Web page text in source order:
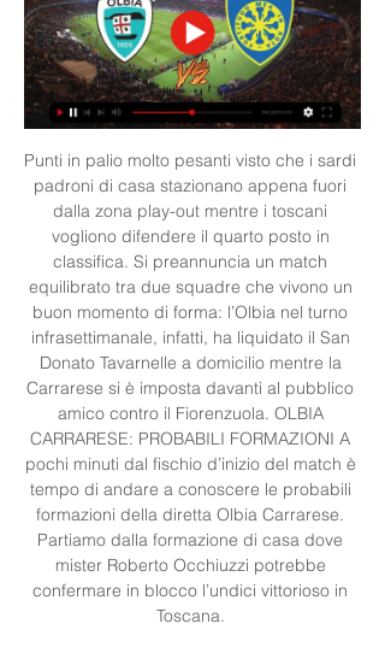
Punti in palio molto pesanti visto che i sardi
padroni di casa stazionano appena fuori
dalla zona play-out mentre i toscani
vogliono difendere il quarto posto in
classifica. Si preannuncia un match
equilibrato tra due squadre che vivono un
buon momento di forma: l’Olbia nel turno
infrasettimanale, infatti, ha liquidato il San
Donato Tavarnelle a domicilio mentre la
Carrarese si è imposta davanti al pubblico
amico contro il Fiorenzuola. OLBIA
CARRARESE: PROBABILI FORMAZIONI A
pochi minuti dal fischio d’inizio del match è
tempo di andare a conoscere le probabili
formazioni della diretta Olbia Carrarese.
Partiamo dalla formazione di casa dove
mister Roberto Occhiuzzi potrebbe
confermare in blocco l’undici vittorioso in
Toscana.